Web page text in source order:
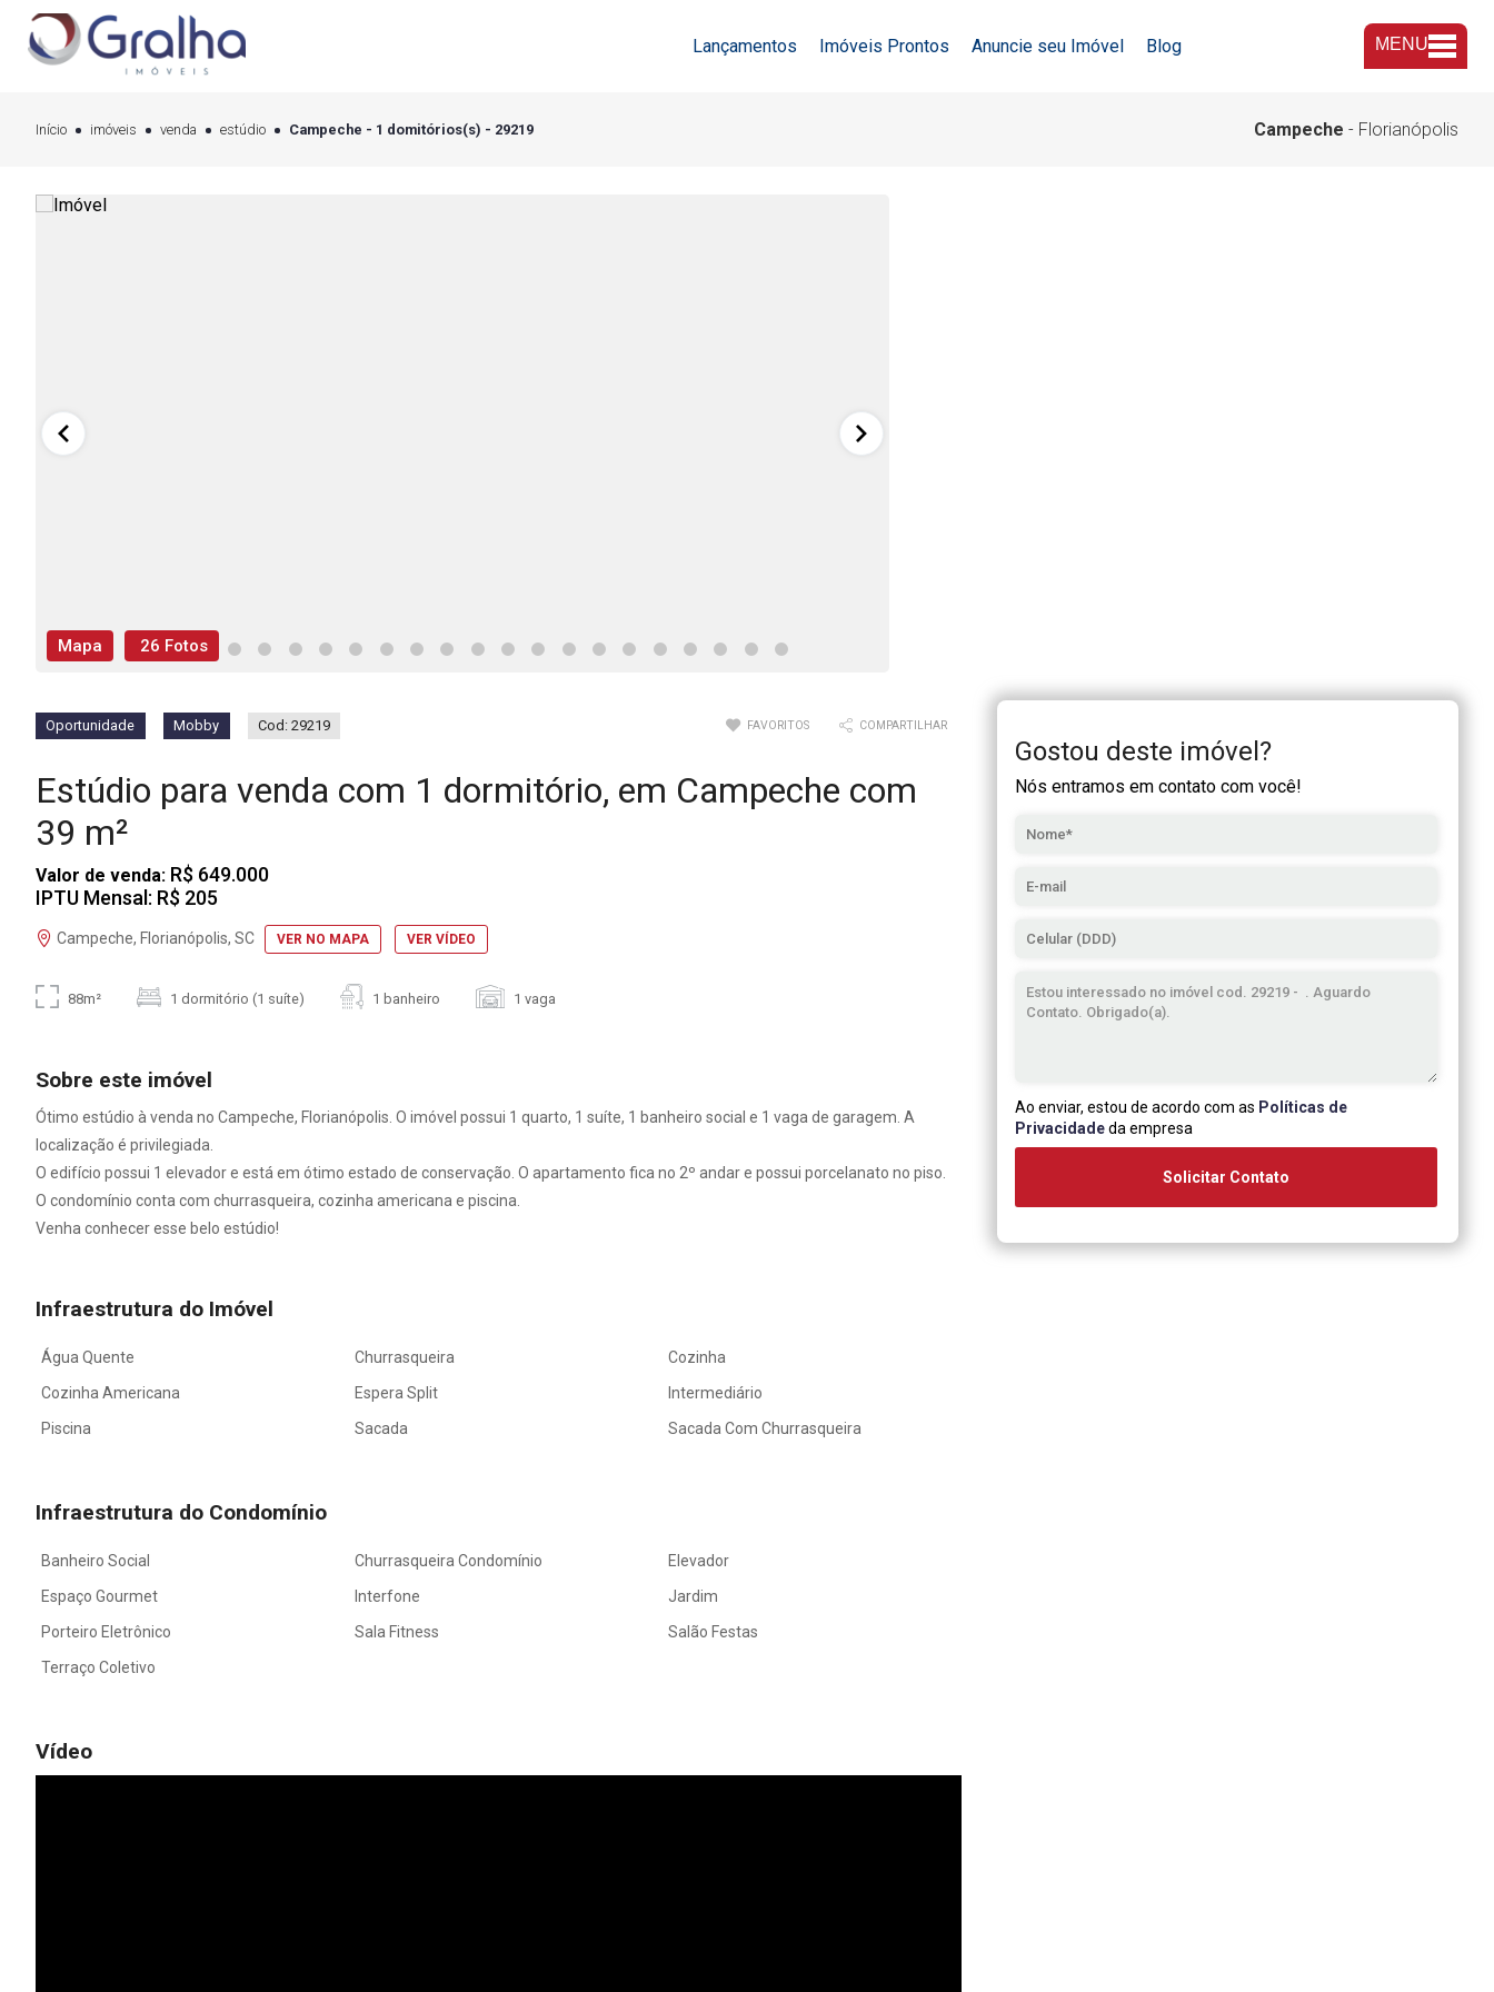
Lançamentos Imóveis Prontos Anuncie seu Imóvel Blog MENU
Início imóveis venda estúdio Campeche - 1 domitórios(s) - 29219 Campeche - Florianópolis
Mapa 26 Fotos
Oportunidade Mobby Cod: 29219 FAVORITOS COMPARTILHAR
Estúdio para venda com 1 dormitório, em Campeche com
39 m²
Valor de venda: R$ 649.000
IPTU Mensal: R$ 205
Campeche, Florianópolis, SC VER NO MAPA VER VÍDEO
88m² 1 dormitório (1 suíte) 1 banheiro 1 vaga
Sobre este imóvel
Ótimo estúdio à venda no Campeche, Florianópolis. O imóvel possui 1 quarto, 1 suíte, 1 banheiro social e 1 vaga de garagem. A
localização é privilegiada.
O edifício possui 1 elevador e está em ótimo estado de conservação. O apartamento fica no 2º andar e possui porcelanato no piso.
O condomínio conta com churrasqueira, cozinha americana e piscina.
Venha conhecer esse belo estúdio!
Infraestrutura do Imóvel
Água Quente Churrasqueira
Cozinha
Cozinha Americana
Espera Split
Intermediário
Piscina
Sacada Sacada Com Churrasqueira
Infraestrutura do Condomínio
Banheiro Social Churrasqueira Condomínio
Elevador
Espaço Gourmet
Interfone
Jardim
Porteiro Eletrônico
Sala Fitness
Salão Festas
Terraço Coletivo
Vídeo
Gostou deste imóvel?
Nós entramos em contato com você!
Ao enviar, estou de acordo com as Políticas de
Privacidadeda empresa
Solicitar Contato